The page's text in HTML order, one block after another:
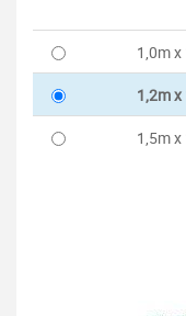
1,0m
1,2m
1,5m